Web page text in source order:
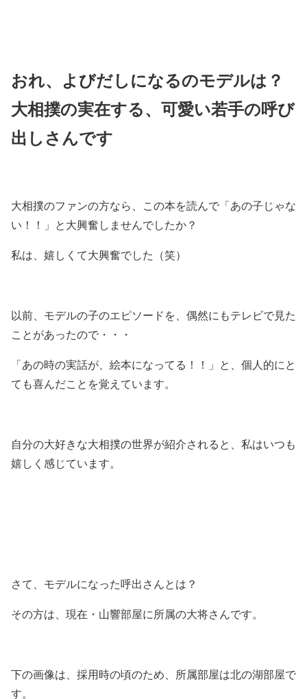
おれ、よびだしになるのモデルは？
大相撲の実在する、可愛い若手の呼び
出しさんです
大相撲のファンの方なら、この本を読んで「あの子じゃな
い！！」と大興奮しませんでしたか？
私は、嬉しくて大興奮でした（笑）
以前、モデルの子のエピソードを、偶然にもテレビで見た
ことがあったので・・・
「あの時の実話が、絵本になってる！！」と、個人的にと
ても喜んだことを覚えています。
自分の大好きな大相撲の世界が紹介されると、私はいつも
嬉しく感じています。
さて、モデルになった呼出さんとは？
その方は、現在・山響部屋に所属の大将さんです。
下の画像は、採用時の頃のため、所属部屋は北の湖部屋で
す。